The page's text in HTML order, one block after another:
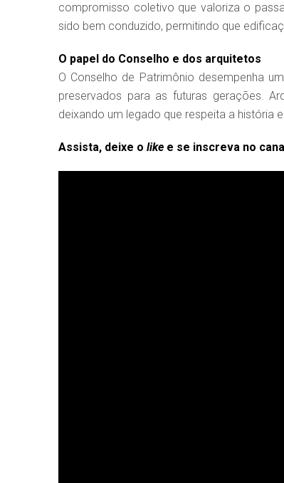
compromisso coletivo que valoriza o
sido bem conduzido, permitindo que
O papel do Conselho e dos arquitetos
O Conselho de Patrimônio desempenha
preservados para as futuras gerações.
deixando um legado que respeita a história
Assista, deixe o like e se inscreva no